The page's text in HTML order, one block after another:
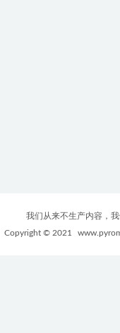
我们从来不生产内容，
Copyright © 2021